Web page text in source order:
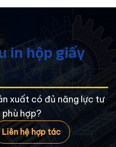
in hộp giấy
xuất có đủ năng lực tư
hợp?
Liên hệ hợp tác